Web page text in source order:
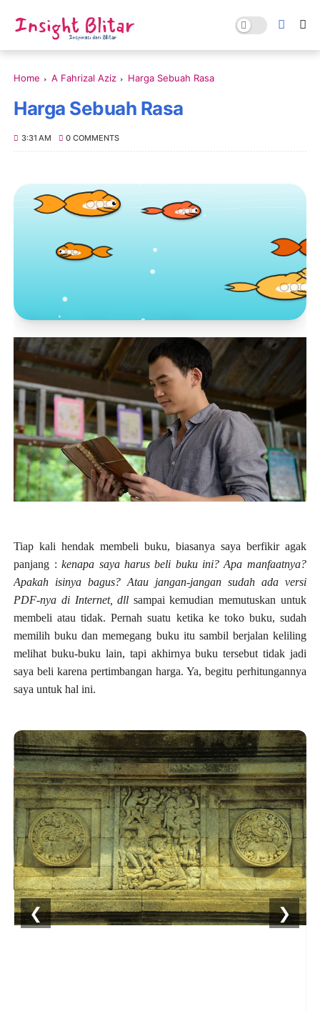
Home A Fahrizal Aziz Harga Sebuah Rasa
Harga Sebuah Rasa
3:31 AM 0 COMMENTS
Toko Jurnal Rasa
KLIK / SENTUH UNTUK MENGUNJUNGI
Tiap kali hendak membeli buku, biasanya saya berfikir agak
panjang :kenapa saya harus beli buku ini? Apa manfaatnya?
Apakah isinya bagus? Atau jangan-jangan sudah ada versi
PDF-nya di Internet, dll sampai kemudian memutuskan untuk
membeli atau tidak. Pernah suatu ketika ke toko buku, sudah
memilih buku dan memegang buku itu sambil berjalan keliling
melihat buku-buku lain, tapi akhirnya buku tersebut tidak jadi
saya beli karena pertimbangan harga. Ya, begitu perhitungannya
saya untuk hal ini.
❮ ❯